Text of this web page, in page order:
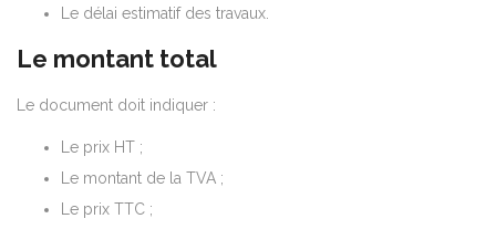
Le délai estimatif des travaux.
Le montant total
Le document doit indiquer :
Le prix HT ;
Le montant de la TVA ;
Le prix TTC ;